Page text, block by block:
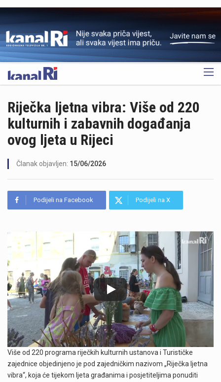
OGLAS
Riječka ljetna vibra: Više od 220
kulturnih i zabavnih događanja
ovog ljeta u Rijeci
Članak objavljen: 15/06/2026
Podijeli na Facebook Podijeli na X
Više od 220 programa riječkih kulturnih ustanova i Turističke
zajednice objedinjeno je pod zajedničkim nazivom „Riječka ljetna
vibra“, koja će tijekom ljeta građanima i posjetiteljima ponuditi